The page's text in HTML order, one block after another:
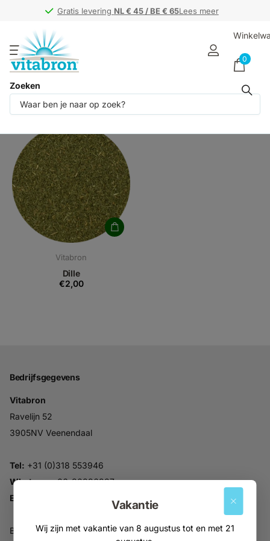
Gratis levering NL € 45 / BE € 65Lees meer
Gratis levering NL € 45 / BE € 65
Zoeken
0
Vakantie
Wij zijn met vakantie van 8 augustus tot en met 21
Producten (1)
Vitabron
Dille
€2,00
Bedrijfsgegevens
Vitabron
Ravelijn 52
3905NV Veenendaal
Tel: +31 (0)318 553946
Whatsapp:06-30896937
Email:
BTW NL816914679B01